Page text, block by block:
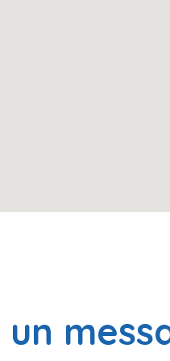
un